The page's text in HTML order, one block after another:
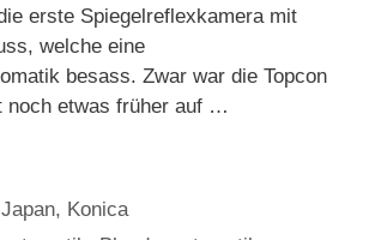
erste Spiegelreflexkamera mit
welche eine
besass. Zwar war die Topcon
noch etwas früher auf …
Japan, Konica